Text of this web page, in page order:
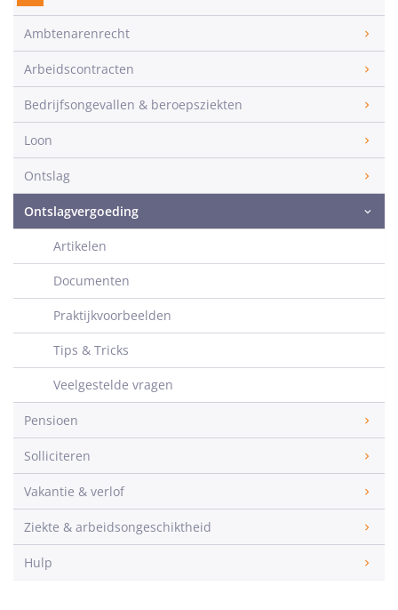
Ambtenarenrecht
Arbeidscontracten
Bedrijfsongevallen & beroepsziekten
Loon
Ontslag
Ontslagvergoeding
Artikelen
Documenten
Praktijkvoorbeelden
Tips & Tricks
Veelgestelde vragen
Pensioen
Solliciteren
Vakantie & verlof
Ziekte & arbeidsongeschiktheid
Hulp